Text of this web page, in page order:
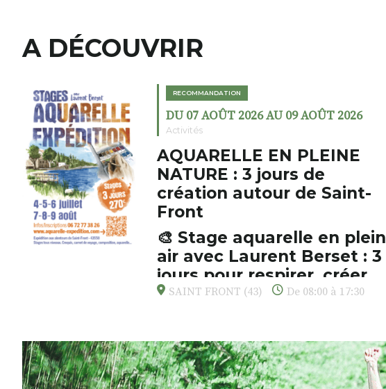
A DÉCOUVRIR
RECOMMANDATION
DU 07 AOÛT 2026 AU 09 AOÛT 2026
Activités
AQUARELLE EN PLEINE
NATURE : 3 jours de
création autour de Saint-
Front
🎨 Stage aquarelle en plein
air avec Laurent Berset : 3
jours pour respirer, créer,
s’émerveiller
paysages de Haute-Loire ?
Cet été,Laurent Bersetvous propose unstage
SAINT FRONT (43) De 08:00 à 17:30